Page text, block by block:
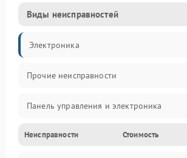
Виды неисправностей
Электроника
Прочие неисправности
Панель управления и электроника
Дверца и корпус
Неисправности Стоимость